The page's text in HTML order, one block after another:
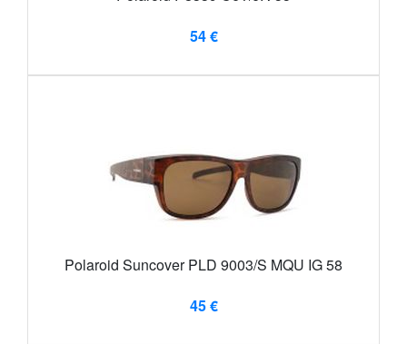
54 €
Polaroid Suncover PLD 9003/S MQU IG 58
45 €